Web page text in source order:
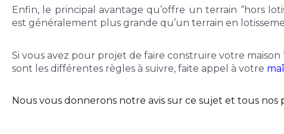
Enfin, le principal avantage qu’offre un terrain “hors
est généralement plus grande qu’un terrain en
Si vous avez pour projet de faire construire votre maison
sont les différentes règles à suivre, faite appel à votre
Nous vous donnerons notre avis sur ce sujet et tous nos